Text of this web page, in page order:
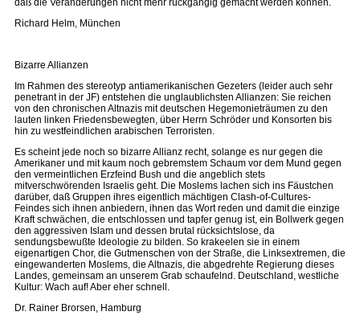
daß die Veränderungen nicht mehr rückgängig gemacht werden können.
Richard Helm, München
Bizarre Allianzen
Im Rahmen des stereotyp antiamerikanischen Gezeters (leider auch sehr
penetrant in der JF) entstehen die unglaublichsten Allianzen: Sie reichen
von den chronischen Altnazis mit deutschen Hegemonieträumen zu den
lauten linken Friedensbewegten, über Herrn Schröder und Konsorten bis
hin zu westfeindlichen arabischen Terroristen.
Es scheint jede noch so bizarre Allianz recht, solange es nur gegen die
Amerikaner und mit kaum noch gebremstem Schaum vor dem Mund gegen
den vermeintlichen Erzfeind Bush und die angeblich stets
mitverschwörenden Israelis geht. Die Moslems lachen sich ins Fäustchen
darüber, daß Gruppen ihres eigentlich mächtigen Clash-of-Cultures-
Feindes sich ihnen anbiedern, ihnen das Wort reden und damit die einzige
Kraft schwächen, die entschlossen und tapfer genug ist, ein Bollwerk gegen
den aggressiven Islam und dessen brutal rücksichtslose, da
sendungsbewußte Ideologie zu bilden. So krakeelen sie in einem
eigenartigen Chor, die Gutmenschen von der Straße, die Linksextremen, die
eingewanderten Moslems, die Altnazis, die abgedrehte Regierung dieses
Landes, gemeinsam an unserem Grab schaufelnd. Deutschland, westliche
Kultur: Wach auf! Aber eher schnell.
Dr. Rainer Brorsen, Hamburg